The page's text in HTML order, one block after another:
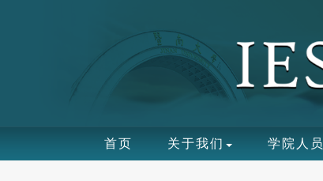
首页 关于我们 学院人员